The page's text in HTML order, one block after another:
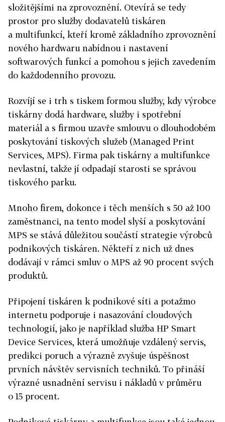
složitějšími na zprovoznění. Otevírá se tedy
prostor pro služby dodavatelů tiskáren
a multifunkcí, kteří kromě základního zprovoznění
nového hardwaru nabídnou i nastavení
softwarových funkcí a pomohou s jejich zavedením
do každodenního provozu.
Rozvíjí se i trh s tiskem formou služby, kdy výrobce
tiskárny dodá hardware, služby i spotřební
materiál a s firmou uzavře smlouvu o dlouhodobém
poskytování tiskových služeb (Managed Print
Services, MPS). Firma pak tiskárny a multifunkce
nevlastní, takže jí odpadají starosti se správou
tiskového parku.
Mnoho firem, dokonce i těch menších s 50 až 100
zaměstnanci, na tento model slyší a poskytování
MPS se stává důležitou součástí strategie výrobců
podnikových tiskáren. Někteří z nich už dnes
dodávají v rámci smluv o MPS až 90 procent svých
produktů.
Připojení tiskáren k podnikové síti a potažmo
internetu podporuje i nasazování cloudových
technologií, jako je například služba HP Smart
Device Services, která umožňuje vzdálený servis,
predikci poruch a výrazně zvyšuje úspěšnost
prvních návštěv servisních techniků. To přináší
výrazné usnadnění servisu i nákladů v průměru
o 15 procent.